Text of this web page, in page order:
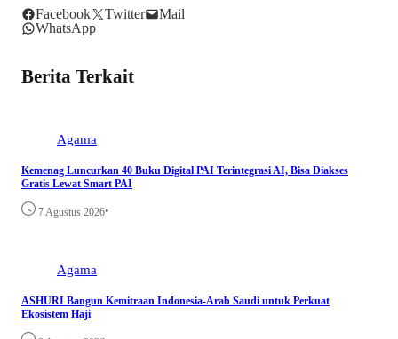
Facebook Twitter
Mail
WhatsApp
Berita Terkait
Agama
Kemenag Luncurkan 40 Buku Digital PAI Terintegrasi AI, Bisa Diakses
Gratis Lewat Smart PAI
7 Agustus 2026•
Agama
ASHURI Bangun Kemitraan Indonesia-Arab Saudi untuk Perkuat
Ekosistem Haji